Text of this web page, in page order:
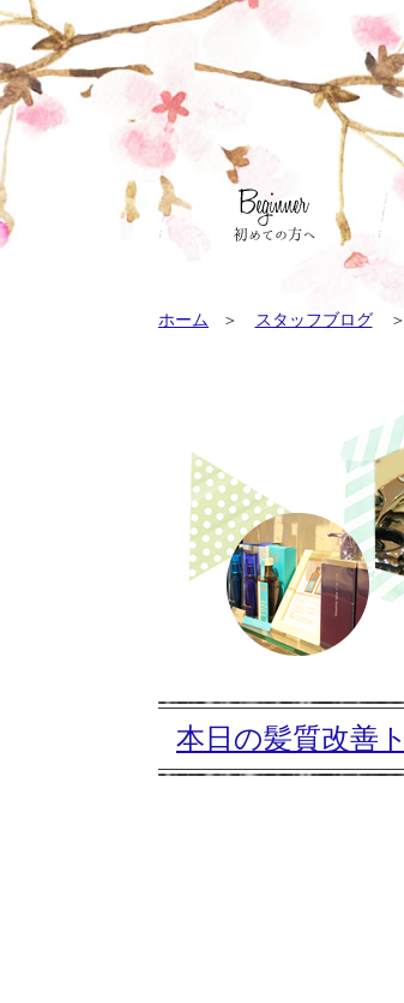
ホーム スタッフブログ
本日の髪質改善